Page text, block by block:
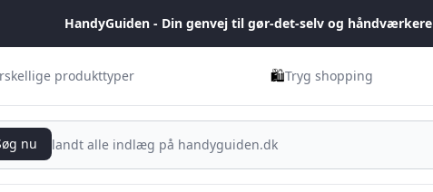
HandyGuiden - Din genvej til gør-det-selv og håndværkere
produkttyper 🛍️Tryg shopping
nu
nu